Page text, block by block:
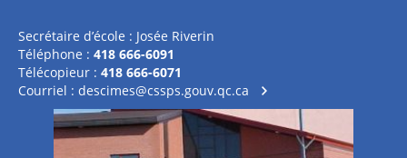
Secrétaire d’école : Josée Riverin
Téléphone : 418 666-6091
Télécopieur : 418 666-6071
Courriel : descimes@cssps.gouv.qc.ca